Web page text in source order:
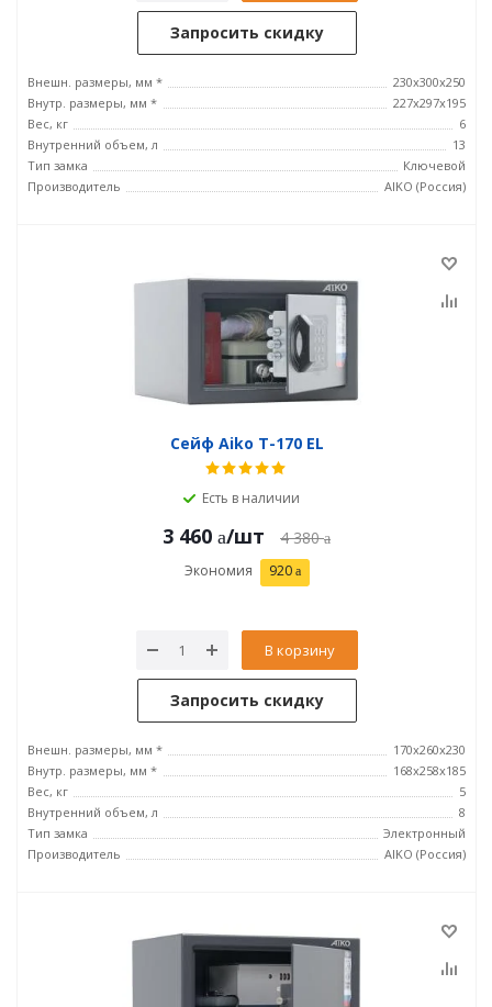
Запросить скидку
Внешн. размеры, мм *
230x300x250
Внутр. размеры, мм *
227x297x195
Вес, кг
6
Внутренний объем, л
13
Тип замка
Ключевой
Производитель
AIKO (Россия)
Сейф Aiko T-170 EL
Есть в наличии
3 460 /шт 4 380
Экономия 920
В корзину
Запросить скидку
Внешн. размеры, мм *
170x260x230
Внутр. размеры, мм *
168x258x185
Вес, кг
5
Внутренний объем, л
8
Тип замка
Электронный
Производитель
AIKO (Россия)